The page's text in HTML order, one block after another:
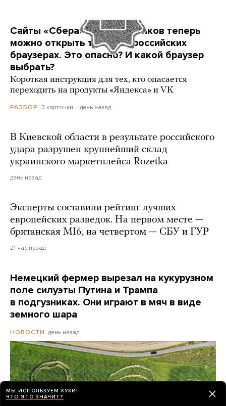
Сайты «Сбера» и других банков теперь
можно открыть только в российских
браузерах. Это опасно? И какой браузер
выбрать?
Короткая инструкция для тех, кто опасается
переходить на продукты «Яндекса» и VK
РАЗБОР 3 карточки день назад
В Киевской области в результате российского
удара разрушен крупнейший склад
украинского маркетплейса Rozetka
день назад
Эксперты составили рейтинг лучших
европейских разведок. На первом месте —
британская MI6, на четвертом — СБУ и ГУР
21 час назад
Немецкий фермер вырезал на кукурузном
поле силуэты Путина и Трампа
в подгузниках. Они играют в мяч в виде
земного шара
НОВОСТИ день назад
МЫ ИСПОЛЬЗУЕМ КУКИ!
ЧТО ЭТО ЗНАЧИТ?